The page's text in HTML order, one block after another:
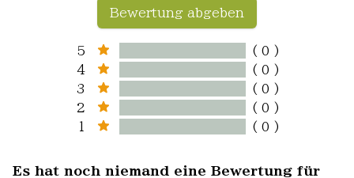
Bewertung abgeben
5
( 0 )
4
( 0 )
3
( 0 )
2
( 0 )
1
( 0 )
Es hat noch niemand eine Bewertung für